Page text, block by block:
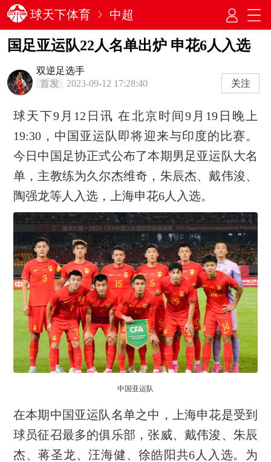
球天下体育 中超
国足亚运队22人名单出炉 申花6人入选
双逆足选手
首发
2023-09-12 17:28:40 关注
球天下9月12日讯 在北京时间9月19日晚上
19:30，中国亚运队即将迎来与印度的比赛。
今日中国足协正式公布了本期男足亚运队大名
单，主教练为久尔杰维奇，朱辰杰、戴伟浚、
陶强龙等人入选，上海申花6人入选。
中国亚运队
在本期中国亚运队名单之中，上海申花是受到
球员征召最多的俱乐部，张威、戴伟浚、朱辰
杰、蒋圣龙、汪海健、徐皓阳共6人入选。为